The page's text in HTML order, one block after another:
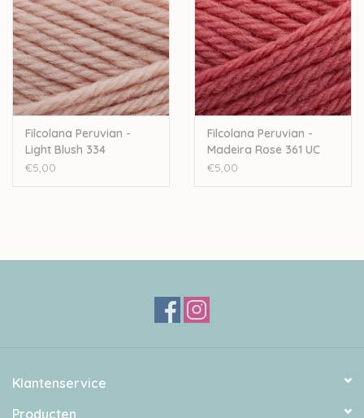
Filcolana Peruvian -
Light Blush 334
€5,00
Filcolana Peruvian -
Madeira Rose 361 UC
€5,00
Klantenservice
Producten